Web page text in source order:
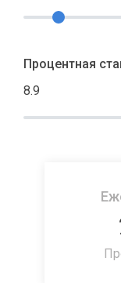
Процентная
8.9